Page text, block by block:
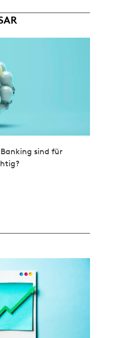
sind für